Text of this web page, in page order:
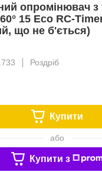
опромінювач
15 Eco RC-
що не б'ється)
Роздріб
Купити
або
Купити з